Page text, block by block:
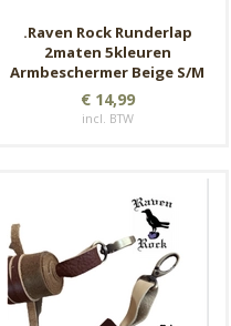
.Raven Rock Runderlap
2maten 5kleuren
Armbeschermer Beige S/M
€ 14,99
incl. BTW